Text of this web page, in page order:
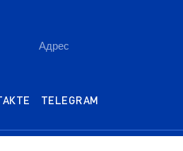
Адрес
TELEGRAM